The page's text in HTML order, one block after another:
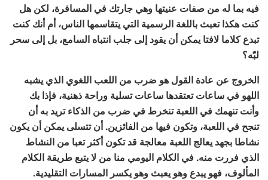
فيه بما له من صفات عنيتها وهي جارتك في المسافرة، لكن هل
كنت هكذا تعبث باللغة الرسمية التي يتقاسمها الناس، أم أنك كنت
تبدع كلاما لافتا يمكن أن يقود إلى جلب انتباه السامع، بل إلى سحر
لبّه؟
الخروج عن عادة القول هو ضرب من اللعب اللغوي الذي يشبه
اللهو في ساعات تعتقدها ساعات تسلية وراحة ذهنية، فإذا بك
وأنت تنهمك في اللعبة تنخرط في ضرب من الذكاء تريد به أن
تنجح في اللعبة، وتكون فيها من الفائزين. أن تتسلى يمكن أن يكون
نشاطا بجهد يعالج اللعبة معالجة قد تكون أكثر تعبا من النشاط
الذي فررت منه. في الكلام اليومي منا من لا يتبع طريقة الكلام
المألوف، فهو يبدع وهو يعبث وهو يكسر المسارات التقليدية.